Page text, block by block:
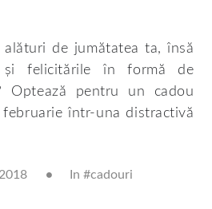
alături de jumătatea ta, însă
și felicitările în formă de
pentru un cadou
într-una distractivă
In #cadouri